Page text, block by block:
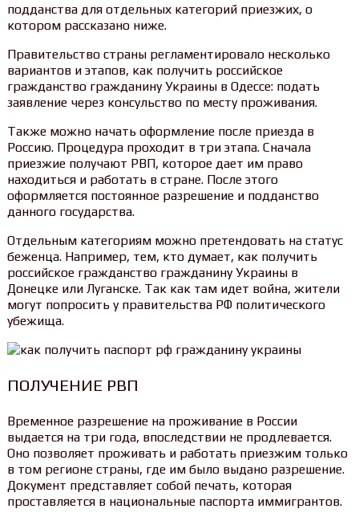
подданства для отдельных категорий приезжих, о
котором рассказано ниже.
Правительство страны регламентировало несколько
вариантов и этапов, как получить российское
гражданство гражданину Украины в Одессе: подать
заявление через консульство по месту проживания.
Также можно начать оформление после приезда в
Россию. Процедура проходит в три этапа. Сначала
приезжие получают РВП, которое дает им право
находиться и работать в стране. После этого
оформляется постоянное разрешение и подданство
данного государства.
Отдельным категориям можно претендовать на статус
беженца. Например, тем, кто думает, как получить
российское гражданство гражданину Украины в
Донецке или Луганске. Так как там идет война, жители
могут попросить у правительства РФ политического
убежища.
ПОЛУЧЕНИЕ РВП
Временное разрешение на проживание в России
выдается на три года, впоследствии не продлевается.
Оно позволяет проживать и работать приезжим только
в том регионе страны, где им было выдано разрешение.
Документ представляет собой печать, которая
проставляется в национальные паспорта иммигрантов.